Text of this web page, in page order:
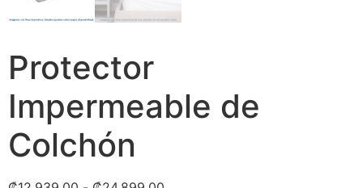
Protector
Impermeable de
Colchón